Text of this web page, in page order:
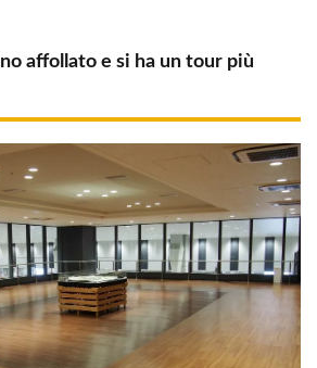
affollato e si ha un tour più